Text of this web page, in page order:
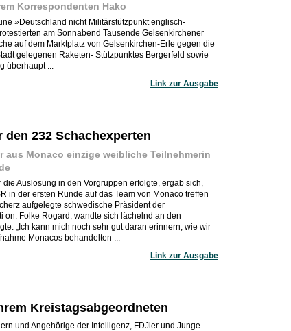
Korrespondenten Hako
»Deutschland nicht Militärstützpunkt englisch-
am Sonnabend Tausende Gelsenkirchener
auf dem Marktplatz von Gelsenkirchen-Erle gegen die
gelegenen Raketen- Stützpunktes Bergerfeld sowie
überhaupt ...
Link zur Ausgabe
den 232 Schachexperten
aus Monaco einzige weibliche Teilnehmerin
die Auslosung in den Vorgruppen erfolgte, ergab sich,
in der ersten Runde auf das Team von Monaco treffen
aufgelegte schwedische Präsident der
on. Folke Rogard, wandte sich lächelnd an den
„Ich kann mich noch sehr gut daran erinnern, wie wir
Monacos behandelten ...
Link zur Ausgabe
Kreistagsabgeordneten
und Angehörige der Intelligenz, FDJler und Junge